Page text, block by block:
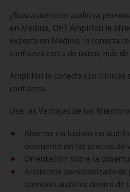
¿Busca atención auditiva
en Medina, OH? Amplifon le
experta en Medina, lo conecta
confianza cerca de usted, más
Amplifon lo conecta con clínicas
confianza.
Use las Ventajas de los
Ahorros exclusivos en
descuento en los precios de
Orientación sobre la
Asistencia personalizada de
atención auditiva dentro de